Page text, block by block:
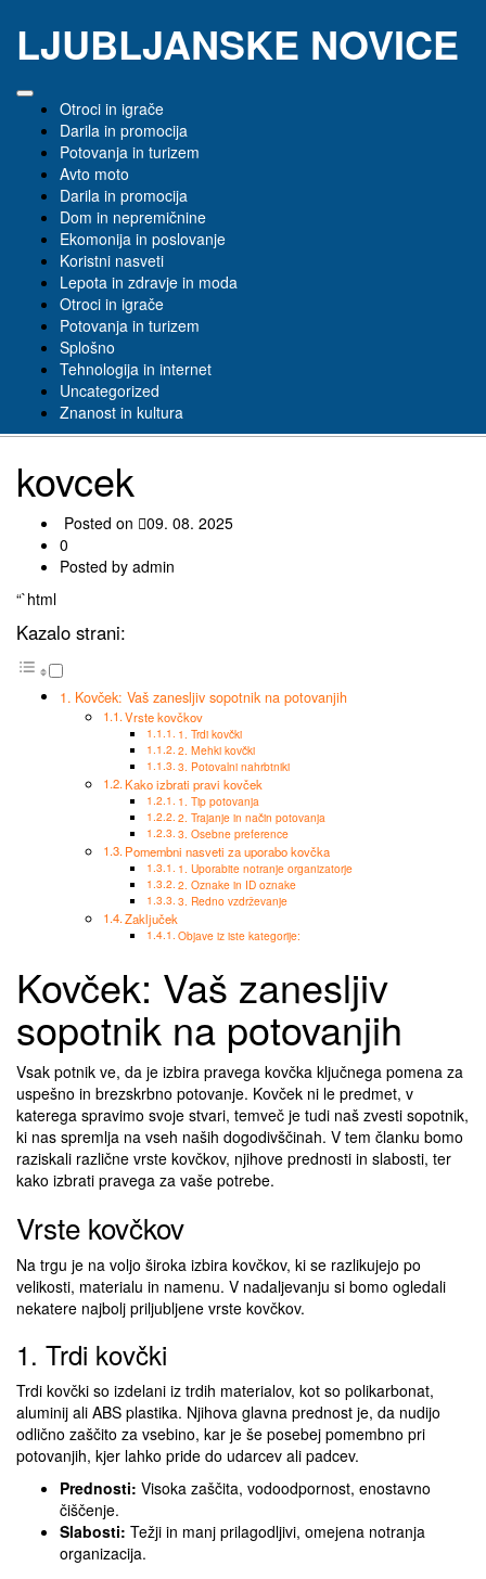
content
LJUBLJANSKE NOVICE
Otroci in igrače
Darila in promocija
Potovanja in turizem
Avto moto
Darila in promocija
Dom in nepremičnine
Ekomonija in poslovanje
Koristni nasveti
Lepota in zdravje in moda
Otroci in igrače
Potovanja in turizem
Splošno
Tehnologija in internet
Uncategorized
Znanost in kultura
kovcek
Posted on
09. 08. 2025
0
Posted by admin
“`html
Kazalo strani:
Kovček: Vaš zanesljiv sopotnik na potovanjih
Vrste kovčkov
1. Trdi kovčki
2. Mehki kovčki
3. Potovalni nahrbtniki
Kako izbrati pravi kovček
1. Tip potovanja
2. Trajanje in način potovanja
3. Osebne preference
Pomembni nasveti za uporabo kovčka
1. Uporabite notranje organizatorje
2. Oznake in ID oznake
3. Redno vzdrževanje
Zaključek
Objave iz iste kategorije:
Kovček: Vaš zanesljiv
sopotnik na potovanjih
Vsak potnik ve, da je izbira pravega kovčka ključnega pomena za
uspešno in brezskrbno potovanje. Kovček ni le predmet, v
katerega spravimo svoje stvari, temveč je tudi naš zvesti sopotnik,
ki nas spremlja na vseh naših dogodivščinah. V tem članku bomo
raziskali različne vrste kovčkov, njihove prednosti in slabosti, ter
kako izbrati pravega za vaše potrebe.
Vrste kovčkov
Na trgu je na voljo široka izbira kovčkov, ki se razlikujejo po
velikosti, materialu in namenu. V nadaljevanju si bomo ogledali
nekatere najbolj priljubljene vrste kovčkov.
1. Trdi kovčki
Trdi kovčki so izdelani iz trdih materialov, kot so polikarbonat,
aluminij ali ABS plastika. Njihova glavna prednost je, da nudijo
odlično zaščito za vsebino, kar je še posebej pomembno pri
potovanjih, kjer lahko pride do udarcev ali padcev.
Prednosti: Visoka zaščita, vodoodpornost, enostavno
čiščenje.
Slabosti: Težji in manj prilagodljivi, omejena notranja
organizacija.